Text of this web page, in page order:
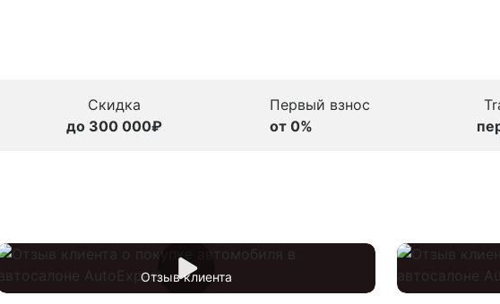
Скидка
до 300 000₽
Первый взнос
от 0%
Отзыв клиента